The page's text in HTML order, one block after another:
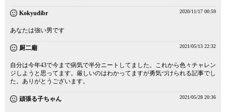
Kokyudibr 2020/11/17 00:59
あなたは強い男です
厨二廟 2021/05/13 22:32
自分は今年43で今まで病気で半分ニートしてました。これから色々チャレン
ジしようと思ってます。厳しいのはわかってますが勇気づけられる記事でし
た。ありがとうございます。
頑張る子ちゃん 2021/05/28 20:36